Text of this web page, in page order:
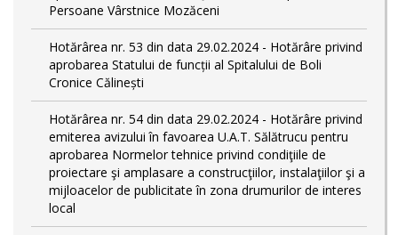
Persoane Vârstnice Mozăceni
Hotărârea nr. 53 din data 29.02.2024 - Hotărâre privind
aprobarea Statului de funcții al Spitalului de Boli
Cronice Călinești
Hotărârea nr. 54 din data 29.02.2024 - Hotărâre privind
emiterea avizului în favoarea U.A.T. Sălătrucu pentru
aprobarea Normelor tehnice privind condiţiile de
proiectare şi amplasare a construcţiilor, instalaţiilor şi a
mijloacelor de publicitate în zona drumurilor de interes
local